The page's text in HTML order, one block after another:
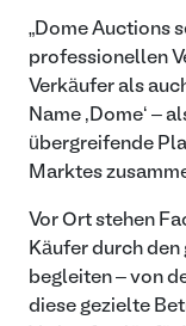
„Dome Auctions
professionellen
Verkäufer als
Name ‚Dome‘ –
übergreifende
Marktes
Vor Ort stehen
Käufer durch
begleiten – von
diese gezielte